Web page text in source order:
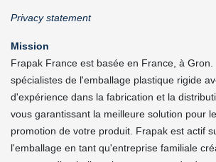
Privacy statement
Mission
Frapak France est basée en France, à
spécialistes de l'emballage plastique rigide
d'expérience dans la fabrication et la
vous garantissant la meilleure solution pour
promotion de votre produit. Frapak est actif
l'emballage en tant qu'entreprise familiale